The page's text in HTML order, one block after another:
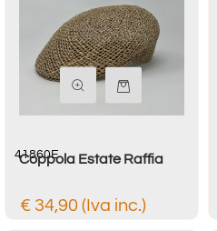
Quantità
41860E
Coppola Estate Raffia
€ 34,90 (Iva inc.)